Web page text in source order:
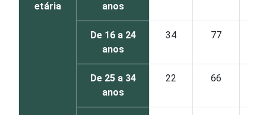
etária
anos
De 16 a 24
anos
34 77
De 25 a 34
anos
22 66